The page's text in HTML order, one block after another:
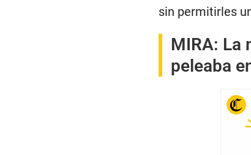
sin permitirles
MIRA: La
peleaba